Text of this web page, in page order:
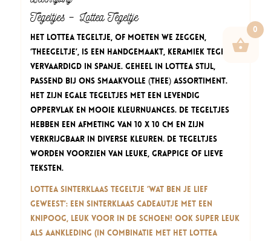
Tegeltjes – Lottea Tegeltje
Het Lottea Tegeltje, of moeten we zeggen,
‘THEEgeltje’, is een handgemaakt, keramiek tegeltje
vervaardigd in Spanje. Geheel in Lottea stijl,
passend bij ons smaakvolle (thee) assortiment.
Het zijn egale tegeltjes met een levendig
oppervlak en mooie kleurnuances. De tegeltjes
hebben een afmeting van 10 x 10 cm en zijn
verkrijgbaar in diverse kleuren. De tegeltjes
worden voorzien van leuke, grappige of lieve
teksten.
Lottea Sinterklaas Tegeltje ‘Wat ben je lief
geweest’: een Sinterklaas cadeautje met een
knipoog, leuk voor in de schoen! Ook super leuk
als aankleding (in combinatie met het Lottea
0